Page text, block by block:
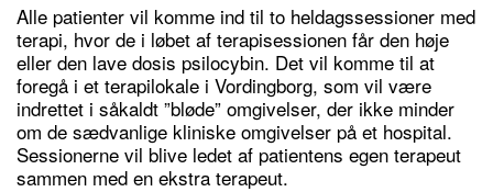
Alle patienter vil komme ind til to heldagssessioner med
terapi, hvor de i løbet af terapisessionen får den høje
eller den lave dosis psilocybin. Det vil komme til at
foregå i et terapilokale i Vordingborg, som vil være
indrettet i såkaldt ”bløde” omgivelser, der ikke minder
om de sædvanlige kliniske omgivelser på et hospital.
Sessionerne vil blive ledet af patientens egen terapeut
sammen med en ekstra terapeut.